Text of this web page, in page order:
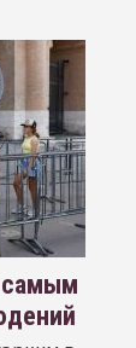
самым